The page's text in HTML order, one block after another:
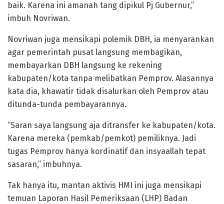
baik. Karena ini amanah tang dipikul Pj Gubernur,”
imbuh Novriwan.
Novriwan juga mensikapi polemik DBH, ia menyarankan
agar pemerintah pusat langsung membagikan,
membayarkan DBH langsung ke rekening
kabupaten/kota tanpa melibatkan Pemprov. Alasannya
kata dia, khawatir tidak disalurkan oleh Pemprov atau
ditunda-tunda pembayarannya.
“Saran saya langsung aja ditransfer ke kabupaten/kota.
Karena mereka (pemkab/pemkot) pemiliknya. Jadi
tugas Pemprov hanya kordinatif dan insyaallah tepat
sasaran,” imbuhnya.
Tak hanya itu, mantan aktivis HMI ini juga mensikapi
temuan Laporan Hasil Pemeriksaan (LHP) Badan